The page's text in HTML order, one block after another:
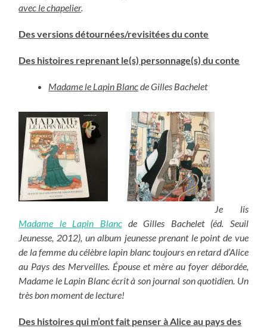
avec le chapelier.
Des versions détournées/revisitées du conte
Des histoires reprenant le(s) personnage(s) du conte
Madame le Lapin Blancde Gilles Bachelet
Je lis
Madame le Lapin Blancde Gilles Bachelet (éd. Seuil
Jeunesse, 2012), un album jeunesse prenant le point de vue
de la femme du célèbre lapin blanc toujours en retard d’Alice
au Pays des Merveilles. Épouse et mère au foyer débordée,
Madame le Lapin Blancécrit à son journal son quotidien. Un
très bon moment de lecture!
Des histoires qui m’ont fait penser à Alice au pays des